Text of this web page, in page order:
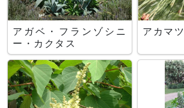
アガベ・フランゾシニ
ー・カクタス
アカマツ